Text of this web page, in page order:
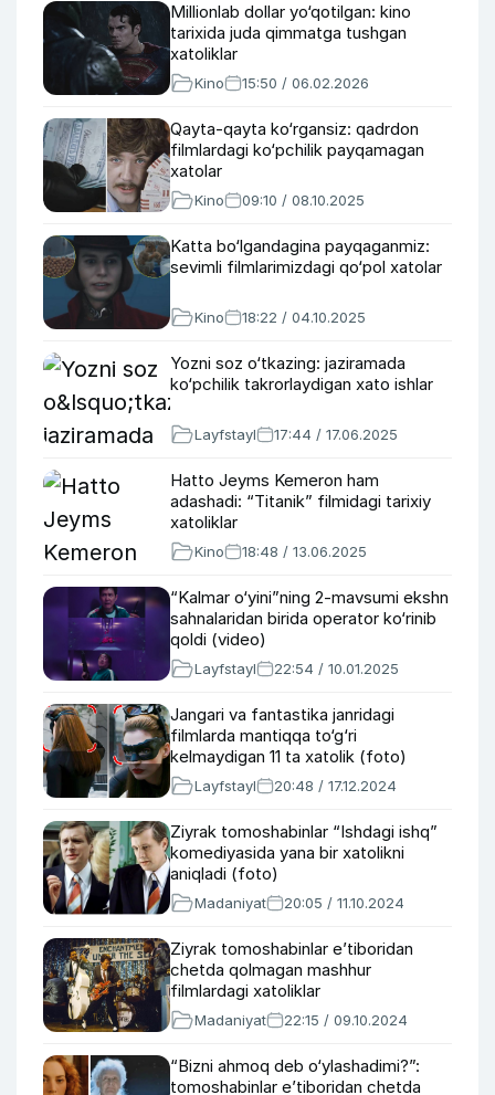
Millionlab dollar yo‘qotilgan: kino
tarixida juda qimmatga tushgan
xatoliklar
Kino 15:50 / 06.02.2026
Qayta-qayta ko‘rgansiz: qadrdon
filmlardagi ko‘pchilik payqamagan
xatolar
Kino 09:10 / 08.10.2025
Katta bo‘lgandagina payqaganmiz:
sevimli filmlarimizdagi qo‘pol xatolar
Kino 18:22 / 04.10.2025
Yozni soz o‘tkazing: jaziramada
ko‘pchilik takrorlaydigan xato ishlar
Layfstayl 17:44 / 17.06.2025
Hatto Jeyms Kemeron ham
adashadi: “Titanik” filmidagi tarixiy
xatoliklar
Kino 18:48 / 13.06.2025
“Kalmar o‘yini”ning 2-mavsumi ekshn
sahnalaridan birida operator ko‘rinib
qoldi (video)
Layfstayl 22:54 / 10.01.2025
Jangari va fantastika janridagi
filmlarda mantiqqa to‘g‘ri
kelmaydigan 11 ta xatolik (foto)
Layfstayl 20:48 / 17.12.2024
Ziyrak tomoshabinlar “Ishdagi ishq”
komediyasida yana bir xatolikni
aniqladi (foto)
Madaniyat 20:05 / 11.10.2024
Ziyrak tomoshabinlar e’tiboridan
chetda qolmagan mashhur
filmlardagi xatoliklar
Madaniyat 22:15 / 09.10.2024
“Bizni ahmoq deb o‘ylashadimi?”:
tomoshabinlar e’tiboridan chetda